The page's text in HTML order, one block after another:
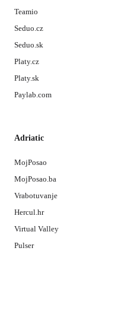
Teamio
Seduo.cz
Seduo.sk
Platy.cz
Platy.sk
Paylab.com
Adriatic
MojPosao
MojPosao.ba
Vrabotuvanje
Hercul.hr
Virtual Valley
Pulser